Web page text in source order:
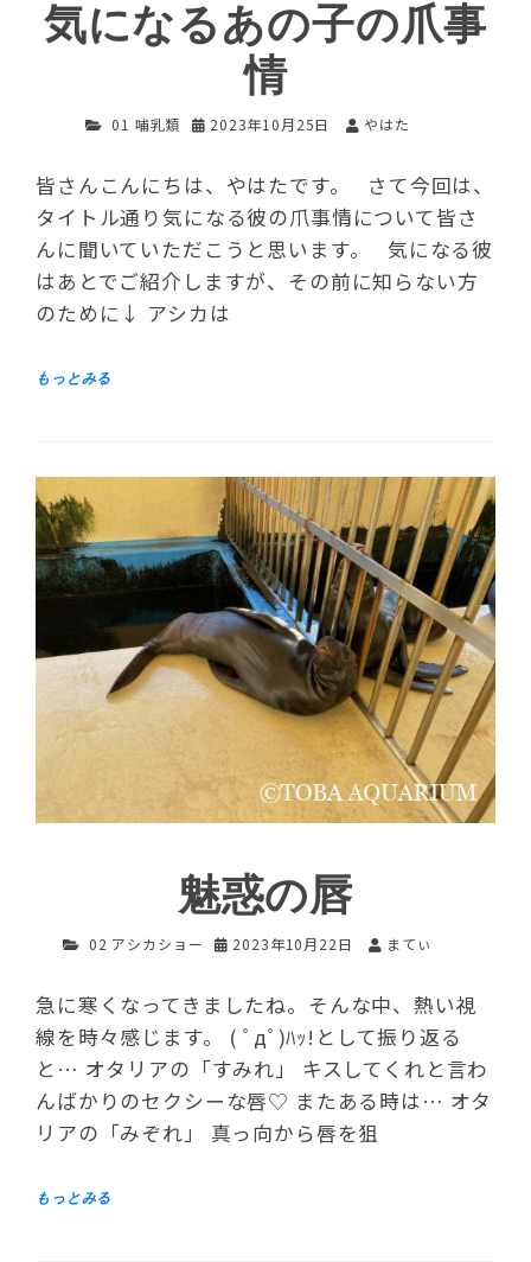
気になるあの子の爪事
情
01 哺乳類 2023年10月25日 やはた
皆さんこんにちは、やはたです。 さて今回は、
タイトル通り気になる彼の爪事情について皆さ
んに聞いていただこうと思います。 気になる彼
はあとでご紹介しますが、その前に知らない方
のために↓ アシカは
魅惑の唇
02 アシカショー 2023年10月22日 まてぃ
急に寒くなってきましたね。そんな中、熱い視
線を時々感じます。 ( ﾟдﾟ)ﾊｯ!として振り返る
と… オタリアの「すみれ」 キスしてくれと言わ
んばかりのセクシーな唇♡ またある時は… オタ
リアの「みぞれ」 真っ向から唇を狙